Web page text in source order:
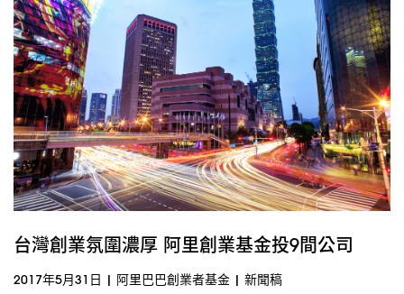
台灣創業氛圍濃厚 阿里創業基金投9間公司
2017年5月31日 | 阿里巴巴創業者基金 | 新聞稿